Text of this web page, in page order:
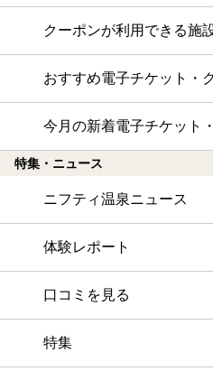
クーポンが利用できる施
おすすめ電子チケット・
今月の新着電子チケット
特集・ニュース
ニフティ温泉ニュース
体験レポート
口コミを見る
特集